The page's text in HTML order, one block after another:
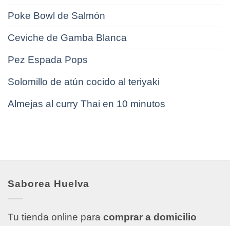
Poke Bowl de Salmón
Ceviche de Gamba Blanca
Pez Espada Pops
Solomillo de atún cocido al teriyaki
Almejas al curry Thai en 10 minutos
Saborea Huelva
Tu tienda online para comprar a domicilio